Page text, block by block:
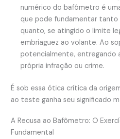
numérico do bafômetro é
que pode fundamentar
quanto, se atingido o limite
embriaguez ao volante. Ao
potencialmente, entregando
própria infração ou crime.
É sob essa ótica crítica da
ao teste ganha seu significado
A Recusa ao Bafômetro: O
Fundamental